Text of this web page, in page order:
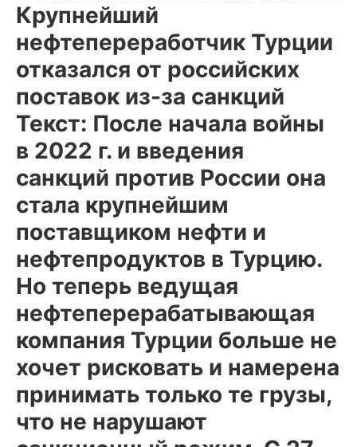
Крупнейший
нефтепереработчик Турции
отказался от российских
поставок из-за санкций
Текст: После начала войны
в 2022 г. и введения
санкций против России она
стала крупнейшим
поставщиком нефти и
нефтепродуктов в Турцию.
Но теперь ведущая
нефтеперерабатывающая
компания Турции больше не
хочет рисковать и намерена
принимать только те грузы,
что не нарушают